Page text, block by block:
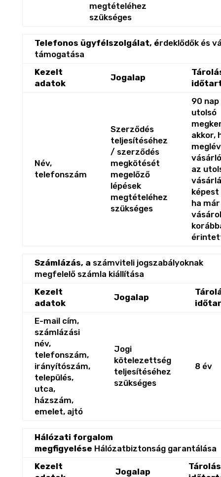
megtételéhez
szükséges
Telefonos ügyfélszolgálat, érdeklődők és
támogatása
Kezelt
adatok
Jogalap
Név,
telefonszám
Szerződés
teljesítéséhez
/ szerződés
megkötését
megelőző
lépések
megtételéhez
szükséges
90 nap
utolsó
akkor,
az
képest
ha már
Számlázás, a számviteli jogszabályoknak
megfelelő számla kiállítása
Kezelt
adatok
Jogalap
E-mail cím,
számlázási
név,
telefonszám,
irányítószám,
település,
utca,
házszám,
emelet, ajtó
Jogi
kötelezettség
teljesítéséhez
szükséges
8 év
Hálózati forgalom
megfigyelése Hálózatbiztonság garantálása
Kezelt
Jogalap
Tárolás